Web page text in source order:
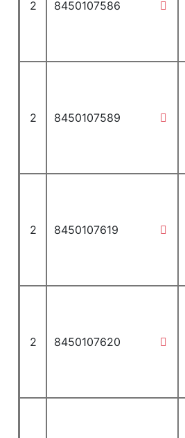
2 8450107586
2 8450107589
2 8450107619
2 8450107620